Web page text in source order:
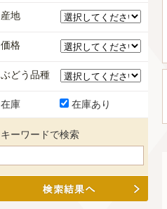
産地
価格
ぶどう品種
在庫 在庫あり
キーワードで検索